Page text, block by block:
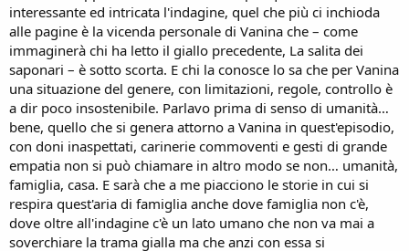
interessante ed intricata l'indagine, quel che più ci inchioda
alle pagine è la vicenda personale di Vanina che – come
immaginerà chi ha letto il giallo precedente, La salita dei
saponari – è sotto scorta. E chi la conosce lo sa che per Vanina
una situazione del genere, con limitazioni, regole, controllo è
a dir poco insostenibile. Parlavo prima di senso di umanità…
bene, quello che si genera attorno a Vanina in quest'episodio,
con doni inaspettati, carinerie commoventi e gesti di grande
empatia non si può chiamare in altro modo se non… umanità,
famiglia, casa. E sarà che a me piacciono le storie in cui si
respira quest'aria di famiglia anche dove famiglia non c'è,
dove oltre all'indagine c'è un lato umano che non va mai a
soverchiare la trama gialla ma che anzi con essa si